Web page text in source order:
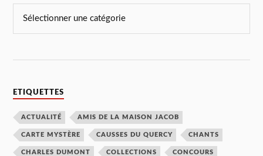
ETIQUETTES
ACTUALITÉ AMIS DE LA MAISON JACOB
CARTE MYSTÈRE CAUSSES DU QUERCY CHANTS
CHARLES DUMONT COLLECTIONS CONCOURS